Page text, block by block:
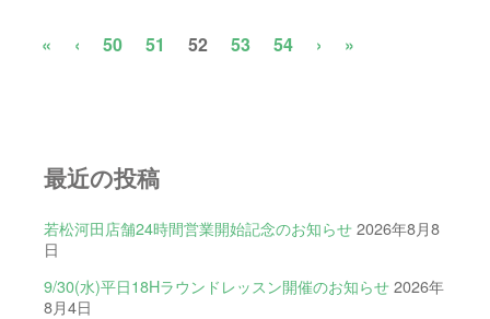
« ‹ 50 51 52 53 54 › »
最近の投稿
若松河田店舗24時間営業開始記念のお知らせ 2026年8月8
日
9/30(水)平日18Hラウンドレッスン開催のお知らせ 2026年
8月4日